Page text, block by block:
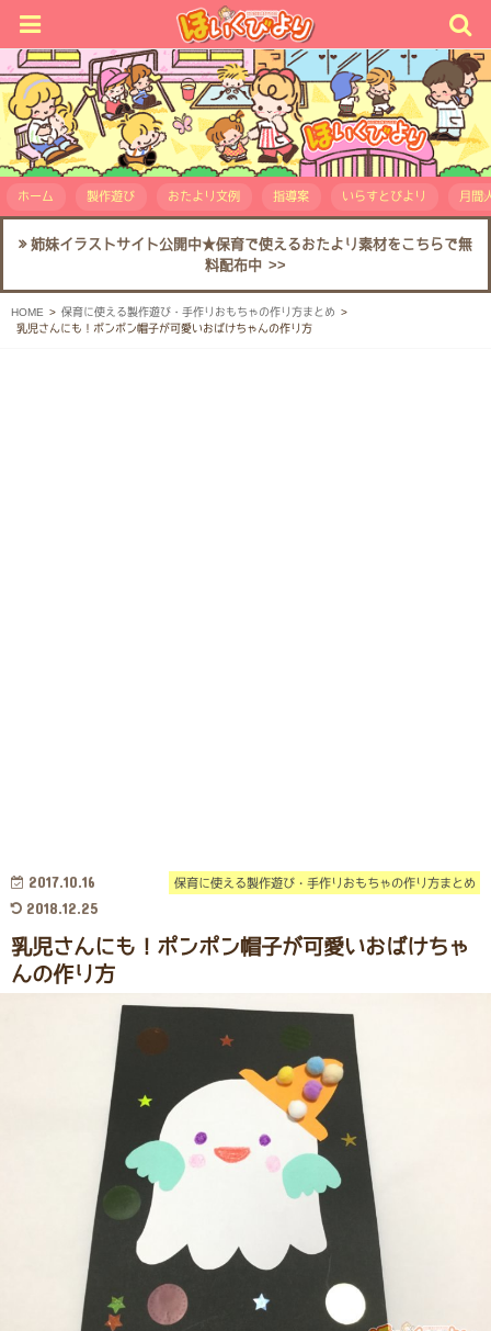
ホーム 製作遊び おたより文例 指導案 いらすとびより 月間
姉妹イラストサイト公開中★保育で使えるおたより素材をこちらで無
料配布中 >>
HOME
保育に使える製作遊び・手作りおもちゃの作り方まとめ
乳児さんにも！ポンポン帽子が可愛いおばけちゃんの作り方
保育に使える製作遊び・手作りおもちゃの作り方まとめ
2017.10.16
2018.12.25
乳児さんにも！ポンポン帽子が可愛いおばけちゃ
んの作り方